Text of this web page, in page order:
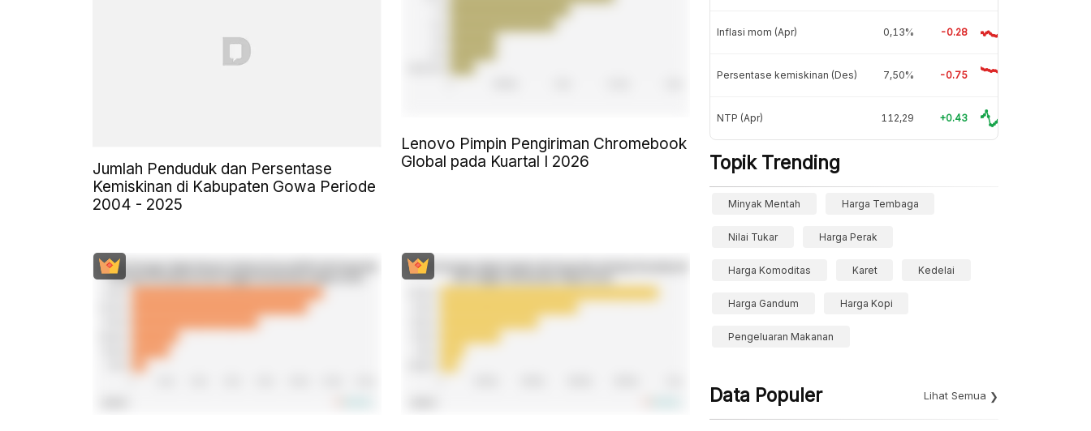
Jumlah Penduduk dan Persentase
Kemiskinan di Kabupaten Gowa Periode
2004 - 2025
Lenovo Pimpin Pengiriman Chromebook
Global pada Kuartal I 2026
Inflasi mom (Apr) 0,13% -0.28
Persentase kemiskinan (Des) 7,50% -0.75
NTP (Apr) 112,29 +0.43
Topik Trending
Minyak Mentah Harga Tembaga
Nilai Tukar Harga Perak
Harga Komoditas Karet Kedelai
Harga Gandum Harga Kopi
Pengeluaran Makanan
Data Populer Lihat Semua